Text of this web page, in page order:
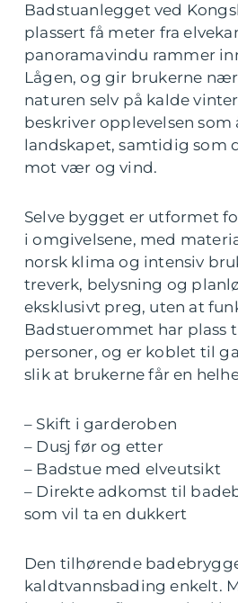
Badstuanlegget ved
plassert få meter fra
panoramavindu rammer
Lågen, og gir brukerne
naturen selv på kalde
beskriver opplevelsen
landskapet, samtidig som
mot vær og vind.
Selve bygget er utformet
i omgivelsene, med
norsk klima og intensiv
treverk, belysning og
eksklusivt preg, uten at
Badstuerommet har plass
personer, og er koblet til
slik at brukerne får en
– Skift i garderoben
– Dusj før og etter
– Badstue med elveutsikt
– Direkte adkomst til
som vil ta en dukkert
Den tilhørende
kaldtvannsbading enkelt.